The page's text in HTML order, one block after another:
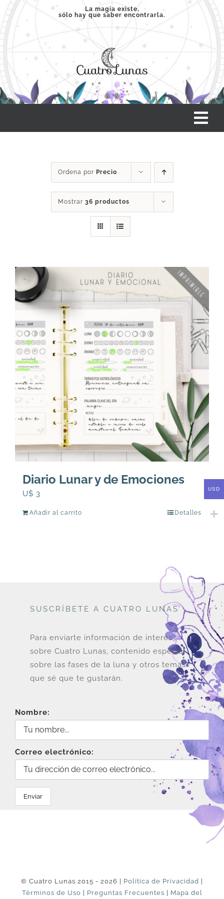
Saltar
contenido
La magia existe,
sólo hay que saber encontrarla.
SERVICIOS
PRODUCTOS
ARTÍCULOS
ACERCA
CONTACTO
Ordena por Precio
Mostrar 36 productos
Diario Lunar y de Emociones
U$ 3
Añadir al carrito Detalles
SUSCRÍBETE A CUATRO LUNAS
Para enviarte información de interés
sobre Cuatro Lunas, contenido especial
sobre las fases de la luna y otros temas
que sé que te gustarán.
Nombre:
Correo electrónico:
© Cuatro Lunas 2015 - 2026 | Política de Privacidad
Términos de Uso
Preguntas Frecuentes Mapa del
USD